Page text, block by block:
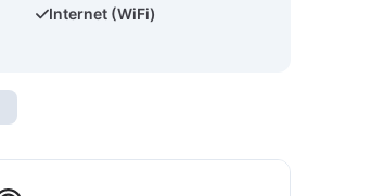
Internet (WiFi)